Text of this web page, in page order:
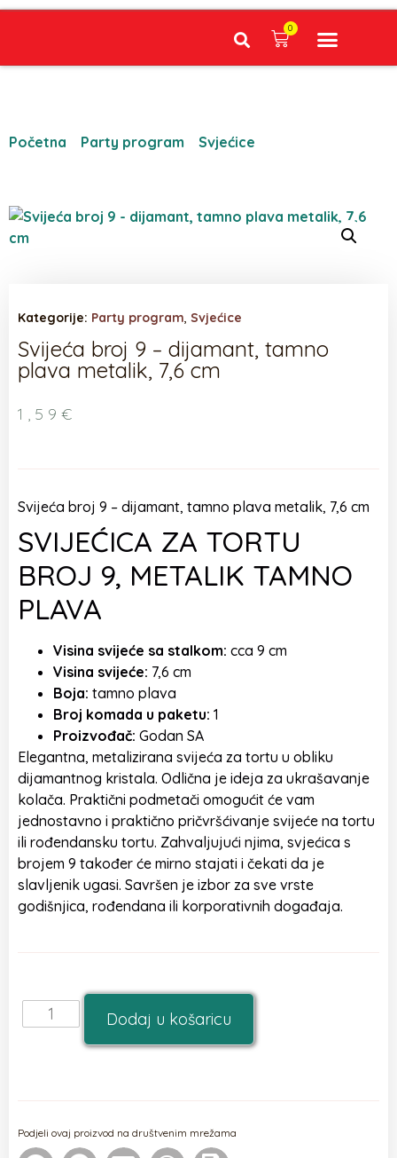
0
Početna Party program Svjećice
Kategorije: Party program Svjećice
Svijeća broj 9 – dijamant, tamno
plava metalik, 7,6 cm
1,59 €
Svijeća broj 9 – dijamant, tamno plava metalik, 7,6 cm
SVIJEĆICA ZA TORTU
BROJ 9, METALIK TAMNO
PLAVA
Visina svijeće sa stalkom: cca 9 cm
Visina svijeće: 7,6 cm
Boja: tamno plava
Broj komada u paketu: 1
Proizvođač: Godan SA
Elegantna, metalizirana svijeća za tortu u obliku
dijamantnog kristala. Odlična je ideja za ukrašavanje
kolača. Praktični podmetači omogućit će vam
jednostavno i praktično pričvršćivanje svijeće na tortu
ili rođendansku tortu. Zahvaljujući njima, svjećica s
brojem 9 također će mirno stajati i čekati da je
slavljenik ugasi. Savršen je izbor za sve vrste
godišnjica, rođendana ili korporativnih događaja.
Dodaj u košaricu
Podjeli ovaj proizvod na društvenim mrežama